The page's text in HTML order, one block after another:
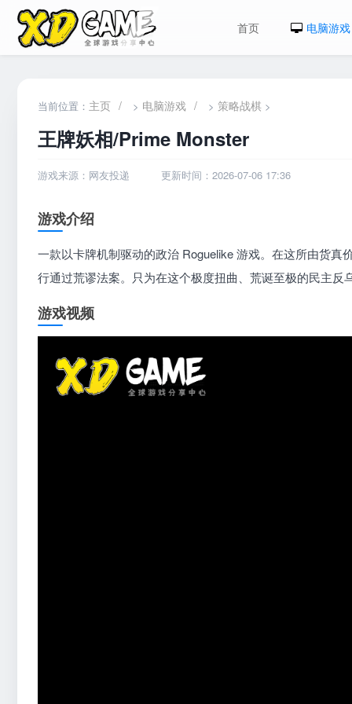
首页 电脑游戏
当前位置： 主页 / > 电脑游戏 / > 策略战棋 >
王牌妖相/Prime Monster
游戏来源：网友投递 更新时间：2026-07-06 17:36
游戏介绍
一款以卡牌机制驱动的政治 Roguelike 游戏。在这所由货
行通过荒谬法案。只为在这个极度扭曲、荒诞至极的民主反
游戏视频